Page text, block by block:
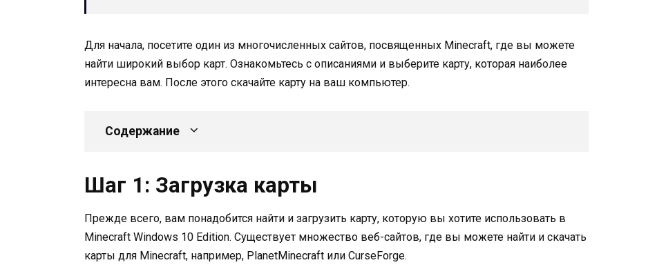
Для начала, посетите один из многочисленных сайтов, посвященных Minecraft, где вы можете
найти широкий выбор карт. Ознакомьтесь с описаниями и выберите карту, которая наиболее
интересна вам. После этого скачайте карту на ваш компьютер.
Содержание
Шаг 1: Загрузка карты
Прежде всего, вам понадобится найти и загрузить карту, которую вы хотите использовать в
Minecraft Windows 10 Edition. Существует множество веб-сайтов, где вы можете найти и скачать
карты для Minecraft, например, PlanetMinecraft или CurseForge.